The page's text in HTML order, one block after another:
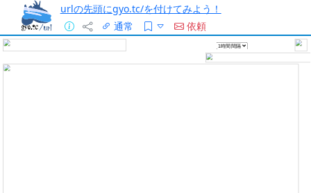
urlの先頭にgyo.tc/を付けてみよう！
通常
依頼